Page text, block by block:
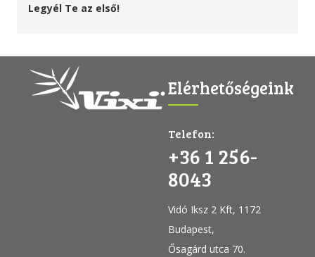
Legyél Te az első!
Elérhetőségeink
Telefon:
+36 1 256-
8043
Vidó Iksz 2 Kft, 1172
Budapest,
Ősagárd utca 70.